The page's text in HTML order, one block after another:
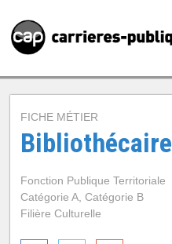
FICHE MÉTIER
Bibliothécaire
Fonction Publique Territoriale
Catégorie A, Catégorie B
Filière Culturelle